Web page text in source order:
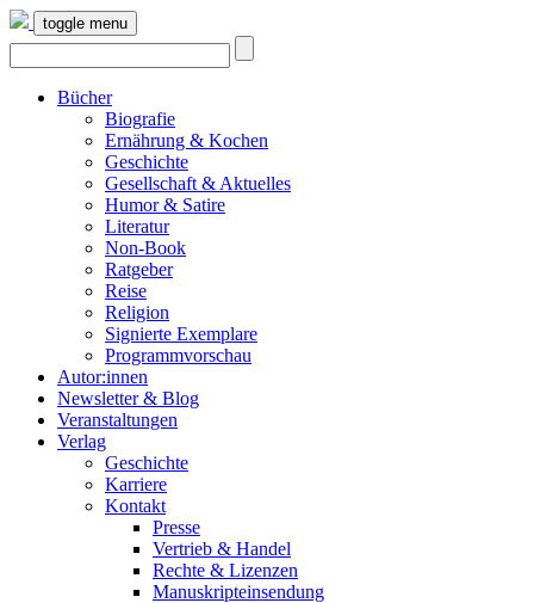
toggle menu
Bücher
Biografie
Ernährung & Kochen
Geschichte
Gesellschaft & Aktuelles
Humor & Satire
Literatur
Non-Book
Ratgeber
Reise
Religion
Signierte Exemplare
Programmvorschau
Autor:innen
Newsletter & Blog
Veranstaltungen
Verlag
Geschichte
Karriere
Kontakt
Presse
Vertrieb & Handel
Rechte & Lizenzen
Manuskripteinsendung